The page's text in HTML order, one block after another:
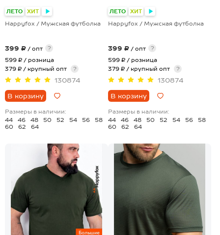
ЛЕТО ХИТ
Happyfox / Мужская футболка
399 ₽ / опт
?
599 ₽ / розница
379 ₽ / крупный опт
?
130874
В корзину
Размеры в наличии:
44
46 48 50 52 54 56
58
60
62 64
ЛЕТО ХИТ
Happyfox / Мужская футболка
399 ₽ / опт
?
599 ₽ / розница
379 ₽ / крупный опт
?
130874
В корзину
Размеры в наличии:
44
46 48 50 52 54 56
58
60
62 64